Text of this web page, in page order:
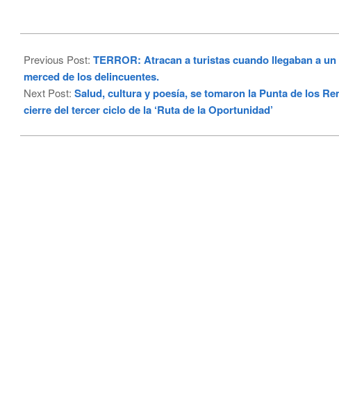
11-
13
Previous Post: TERROR: Atracan a turistas cuando llegaban a
merced de los delincuentes.
Next Post: Salud, cultura y poesía, se tomaron la Punta de los
cierre del tercer ciclo de la ‘Ruta de la Oportunidad’